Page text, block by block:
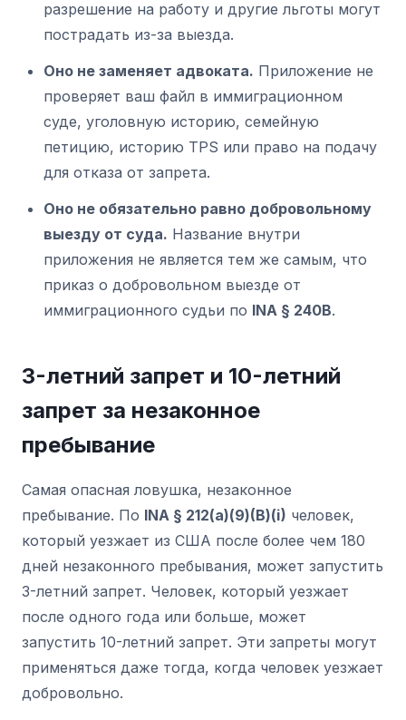
разрешение на работу и другие льготы могут
пострадать из-за выезда.
Оно не заменяет адвоката. Приложение не
проверяет ваш файл в иммиграционном
суде, уголовную историю, семейную
петицию, историю TPS или право на подачу
для отказа от запрета.
Оно не обязательно равно добровольному
выезду от суда. Название внутри
приложения не является тем же самым, что
приказ о добровольном выезде от
иммиграционного судьи по INA § 240B.
3-летний запрет и 10-летний
запрет за незаконное
пребывание
Самая опасная ловушка, незаконное
пребывание. По INA § 212(a)(9)(B)(i) человек,
который уезжает из США после более чем 180
дней незаконного пребывания, может запустить
3-летний запрет. Человек, который уезжает
после одного года или больше, может
запустить 10-летний запрет. Эти запреты могут
применяться даже тогда, когда человек уезжает
добровольно.